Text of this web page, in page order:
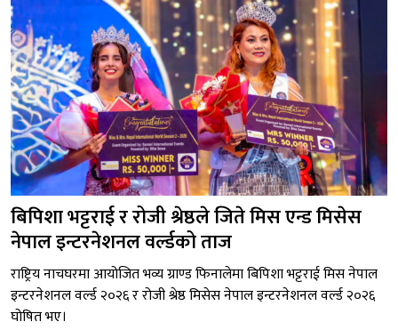
बिपिशा भट्टराई र रोजी श्रेष्ठले जिते मिस एन्ड मिसेस
नेपाल इन्टरनेशनल वर्ल्डको ताज
राष्ट्रिय नाचघरमा आयोजित भव्य ग्राण्ड फिनालेमा बिपिशा भट्टराई मिस नेपाल
इन्टरनेशनल वर्ल्ड २०२६ र रोजी श्रेष्ठ मिसेस नेपाल इन्टरनेशनल वर्ल्ड २०२६
घोषित भए।